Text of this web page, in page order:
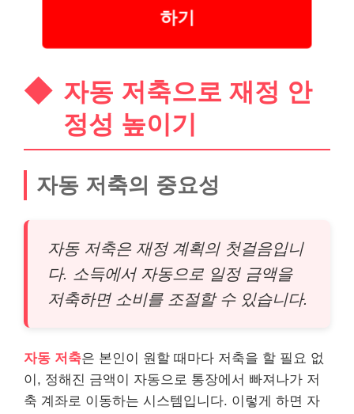
하기
자동 저축으로 재정 안
정성 높이기
자동 저축의 중요성
자동 저축은 재정 계획의 첫걸음입니
다. 소득에서 자동으로 일정 금액을
저축하면 소비를 조절할 수 있습니다.
자동 저축은 본인이 원할 때마다 저축을 할 필요 없
이, 정해진 금액이 자동으로 통장에서 빠져나가 저
축 계좌로 이동하는 시스템입니다. 이렇게 하면 자